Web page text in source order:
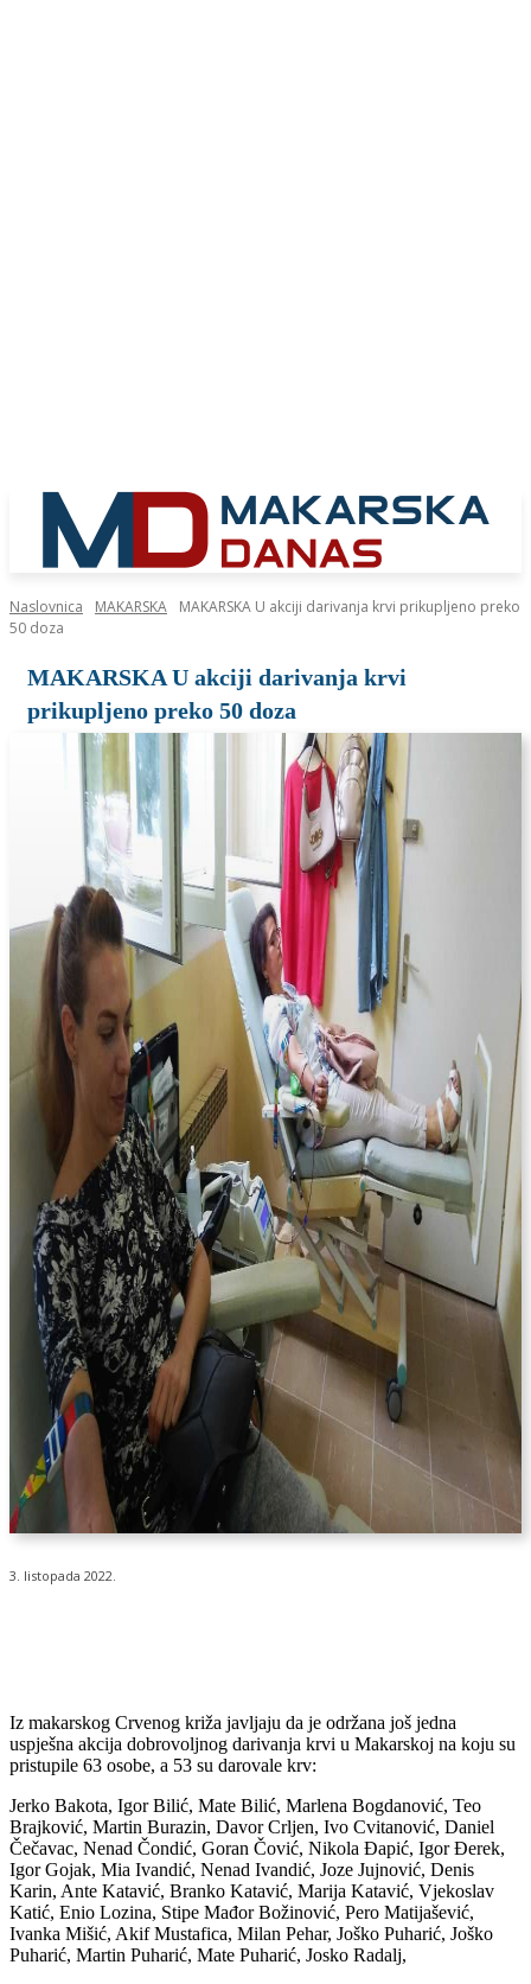
Naslovnica MAKARSKA
MAKARSKA U akciji darivanja krvi prikupljeno preko
50 doza
MAKARSKA U akciji darivanja krvi
prikupljeno preko 50 doza
3. listopada 2022.
Iz makarskog Crvenog križa javljaju da je održana još jedna
uspješna akcija dobrovoljnog darivanja krvi u Makarskoj na koju su
pristupile 63 osobe, a 53 su darovale krv:
Jerko Bakota, Igor Bilić, Mate Bilić, Marlena Bogdanović, Teo
Brajković, Martin Burazin, Davor Crljen, Ivo Cvitanović, Daniel
Čečavac, Nenad Čondić, Goran Čović, Nikola Đapić, Igor Đerek,
Igor Gojak, Mia Ivandić, Nenad Ivandić, Joze Jujnović, Denis
Karin, Ante Katavić, Branko Katavić, Marija Katavić, Vjekoslav
Katić, Enio Lozina, Stipe Mađor Božinović, Pero Matijašević,
Ivanka Mišić, Akif Mustafica, Milan Pehar, Joško Puharić, Joško
Puharić, Martin Puharić, Mate Puharić, Josko Radalj,